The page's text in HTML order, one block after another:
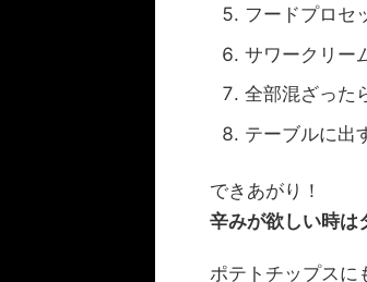
フードプロセ
サワークリー
全部混ざった
テーブルに出
できあがり！
辛みが欲しい時は
ポテトチップスに